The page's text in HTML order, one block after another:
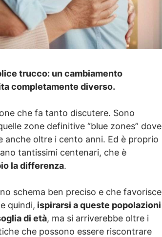
trucco: un cambiamento
completamente diverso.
che fa tanto discutere. Sono
zone definitive “blue zones” dove
anche oltre i cento anni. Ed è proprio
tantissimi centenari, che è
la differenza.
schema ben preciso e che favorisce
quindi, ispirarsi a queste popolazioni
di età, ma si arriverebbe oltre i
che possono essere riscontrare